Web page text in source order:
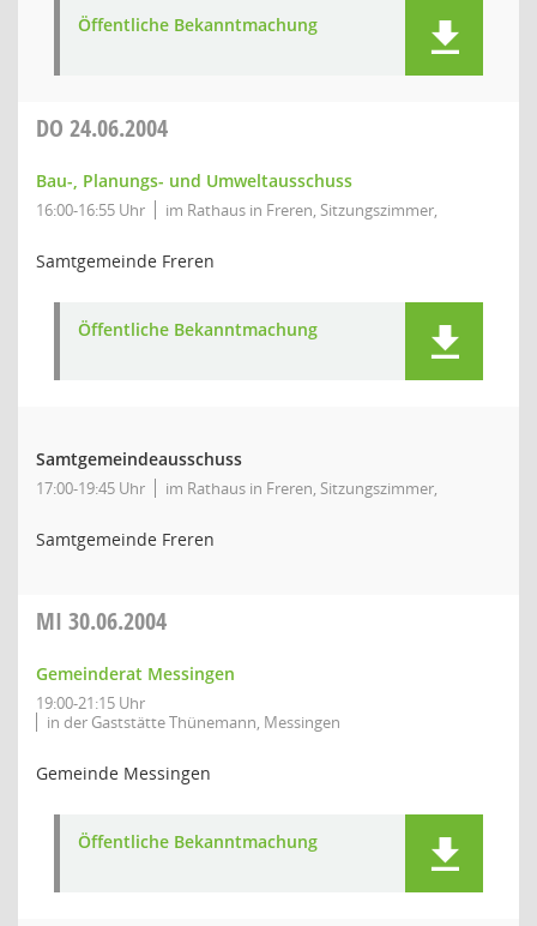
Öffentliche Bekanntmachung
DO 24.06.2004
Bau-, Planungs- und Umweltausschuss
16:00-16:55 Uhr im Rathaus in Freren, Sitzungszimmer,
Samtgemeinde Freren
Öffentliche Bekanntmachung
Samtgemeindeausschuss
17:00-19:45 Uhr im Rathaus in Freren, Sitzungszimmer,
Samtgemeinde Freren
MI 30.06.2004
Gemeinderat Messingen
19:00-21:15 Uhr
in der Gaststätte Thünemann, Messingen
Gemeinde Messingen
Öffentliche Bekanntmachung